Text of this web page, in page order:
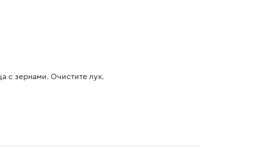
с зернами. Очистите лук.